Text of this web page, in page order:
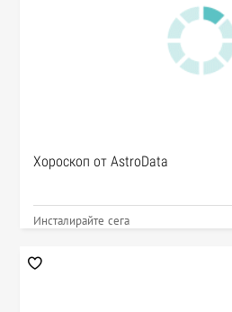
Хороскоп от AstroData
Инсталирайте сега